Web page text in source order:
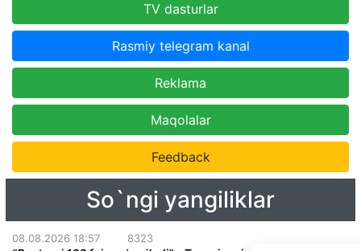
TV dasturlar
Rasmiy telegram kanal
Reklama
Maqolalar
Feedback
So`ngi yangiliklar
08.08.2026 18:57 8323